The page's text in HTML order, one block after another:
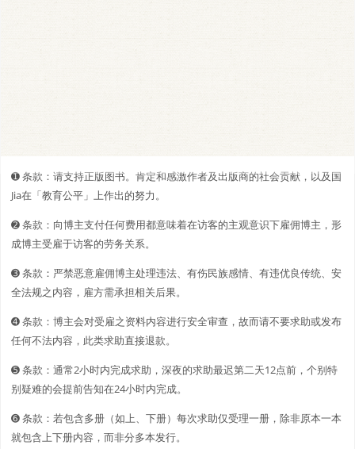
➊️ 条款：请支持正版图书。肯定和感激作者及出版商的社会贡献，以及国
Jia在「教育公平」上作出的努力。
➋️️ 条款：向博主支付任何费用都意味着在访客的主观意识下雇佣博主，形
成博主受雇于访客的劳务关系。
➌ 条款：严禁恶意雇佣博主处理违法、有伤民族感情、有违优良传统、安
全法规之内容，雇方需承担相关后果。
➍ 条款：博主会对受雇之资料内容进行安全审查，故而请不要求助或发布
任何不法内容，此类求助直接退款。
➎ 条款：通常2小时内完成求助，深夜的求助最迟第二天12点前，个别特
别疑难的会提前告知在24小时内完成。
➏ 条款：若包含多册（如上、下册）每次求助仅受理一册，除非原本一本
就包含上下册内容，而非分多本发行。